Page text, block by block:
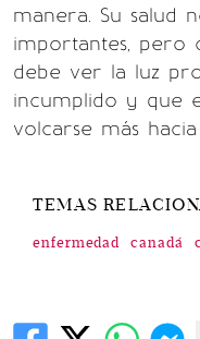
manera. Su salud
importantes, pero
debe ver la luz
incumplido y que
volcarse más
TEMAS
enfermedad canadá